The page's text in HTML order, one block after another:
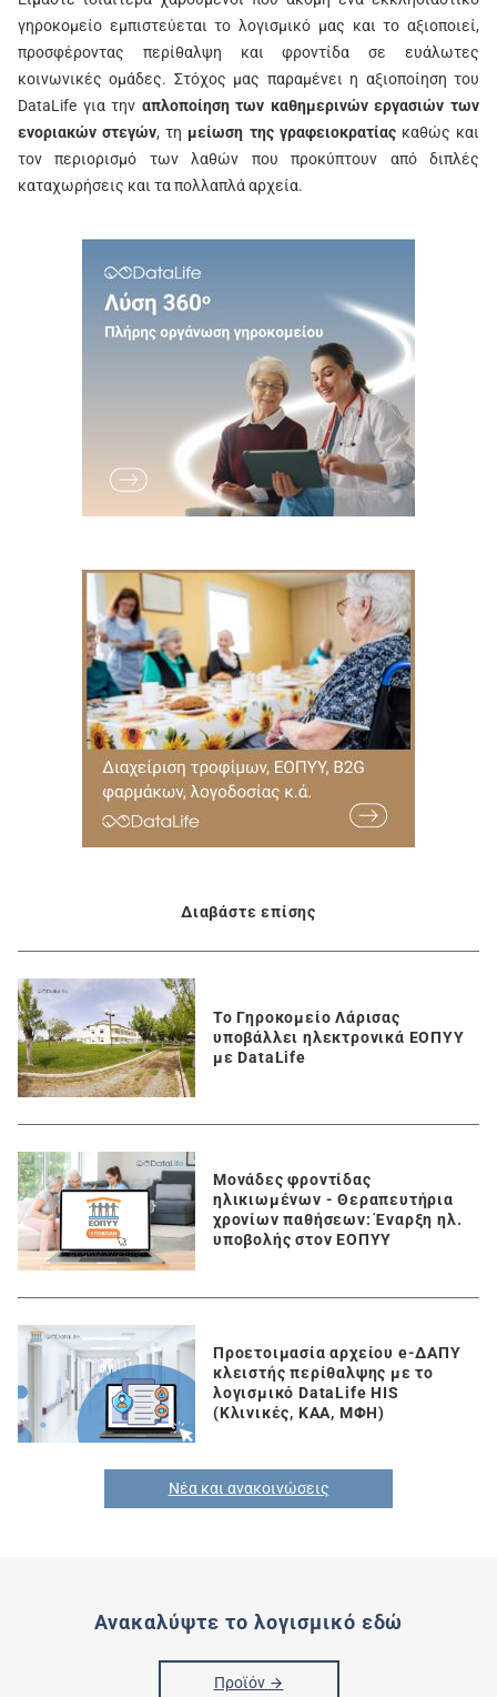
γηροκομείο εμπιστεύεται το λογισμικό μας και το αξιοποιεί,
προσφέροντας περίθαλψη και φροντίδα σε ευάλωτες
κοινωνικές ομάδες. Στόχος μας παραμένει η αξιοποίηση του
DataLife για την απλοποίηση των καθημερινών εργασιών των
ενοριακών στεγών, τη μείωση της γραφειοκρατίαςκαθώς και
τον περιορισμό των λαθών που προκύπτουν από διπλές
καταχωρήσεις και τα πολλαπλά αρχεία.
Διαβάστε επίσης
Το Γηροκομείο Λάρισας
υποβάλλει ηλεκτρονικά ΕΟΠΥΥ
με DataLife
Μονάδες φροντίδας
ηλικιωμένων - Θεραπευτήρια
χρονίων παθήσεων: Έναρξη ηλ.
υποβολής στον ΕΟΠΥΥ
Προετοιμασία αρχείου e-ΔΑΠΥ
κλειστής περίθαλψης με το
λογισμικό DataLife HIS
(Κλινικές, ΚΑΑ, ΜΦΗ)
Νέα και ανακοινώσεις
Ανακαλύψτε το λογισμικό εδώ
Προϊόν